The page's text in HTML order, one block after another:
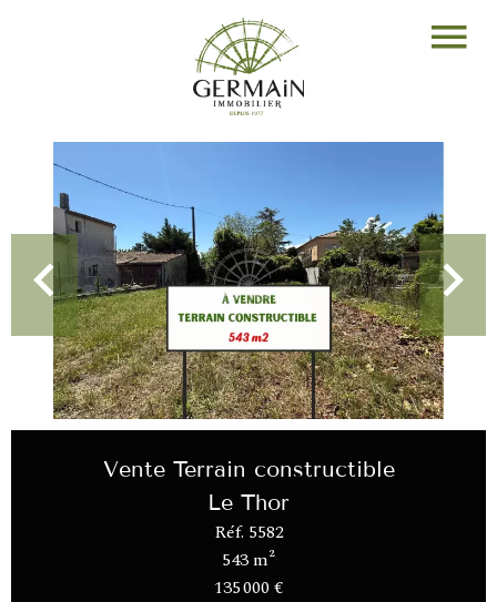
Vente Terrain constructible
Le Thor
Réf. 5582
543 m²
135 000 €